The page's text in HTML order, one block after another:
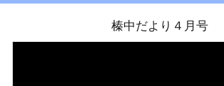
榛中だより４月号